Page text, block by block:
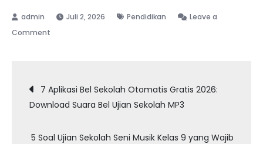
Juli 2, 2026 Pendidikan
Leave a
Comment
3
Langkah
Ulang
Navigasi
pos
7 Aplikasi Bel Sekolah Otomatis Gratis 2026:
Download Suara Bel Ujian Sekolah MP3
5 Soal Ujian Sekolah Seni Musik Kelas 9 yang Wajib